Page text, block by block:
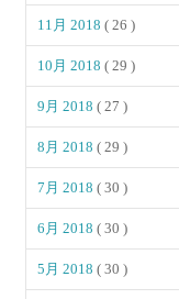
11月 2018( 26 )
10月 2018( 29 )
9月 2018( 27 )
8月 2018( 29 )
7月 2018( 30 )
6月 2018( 30 )
5月 2018( 30 )